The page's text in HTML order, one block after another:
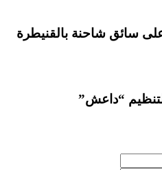
لتنظيم “داعش”